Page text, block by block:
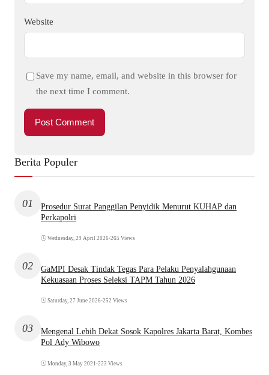
Website
Save my name, email, and website in this browser for
the next time I comment.
Berita Populer
01
Prosedur Surat Panggilan Penyidik Menurut KUHAP dan
Perkapolri
Wednesday, 29 April 2026•265 Views
02
GaMPI Desak Tindak Tegas Para Pelaku Penyalahgunaan
Kekuasaan Proses Seleksi TAPM Tahun 2026
Saturday, 27 June 2026•252 Views
03
Mengenal Lebih Dekat Sosok Kapolres Jakarta Barat, Kombes
Pol Ady Wibowo
Monday, 3 May 2021 •223 Views